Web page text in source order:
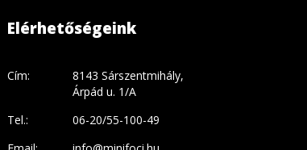
Elérhetőségeink
Cím:
8143 Sárszentmihály,
Árpád u. 1/A
Tel.:
06-20/55-100-49